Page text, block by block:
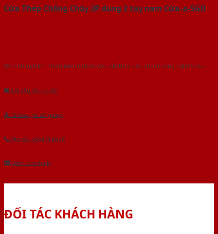
Cửa Thép Chống Cháy 2P dung 2 tay nam Cửa-a-SGD
Với kinh nghiệm nhiêu năm nghiên cứu cửa theo tiêu chuẩn công nghệ Châu
Gửi yêu cầu tư vấn
Tải báo giá tổng hợp
Yêu cầu gọi lại (3 phút)
Dành cho đại lý
ĐỐI TÁC KHÁCH HÀNG